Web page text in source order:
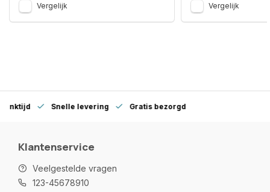
Vergelijk Vergelijk
Snelle levering Gratis bezorgd
Klantenservice
Veelgestelde vragen
123-45678910